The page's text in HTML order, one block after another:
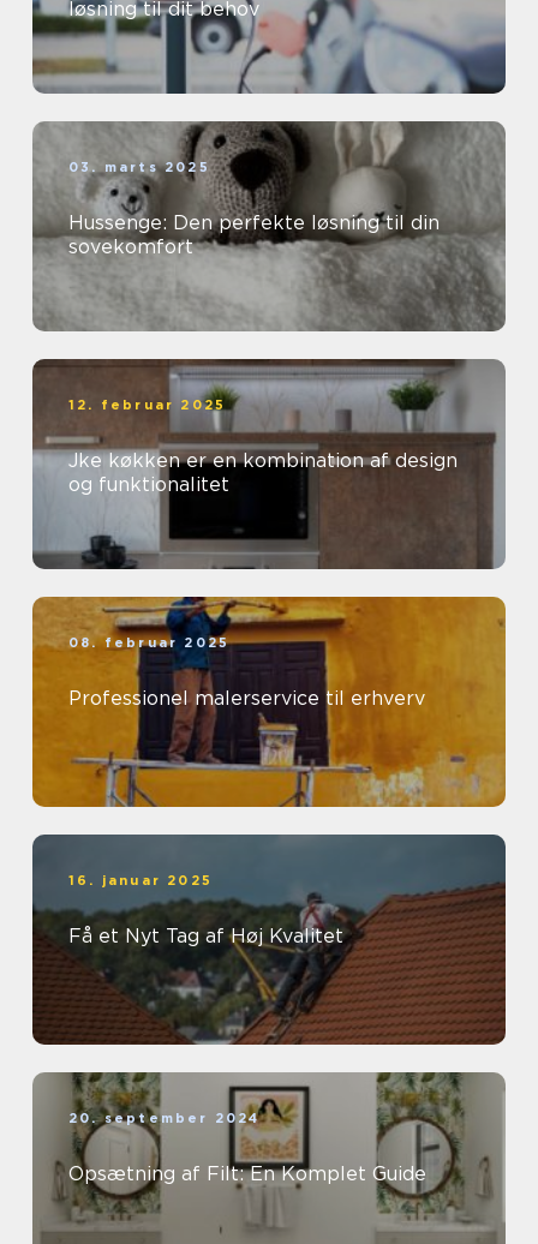
løsning til dit behov
03. marts 2025
Hussenge: Den perfekte løsning til din
sovekomfort
12. februar 2025
Jke køkken er en kombination af design
og funktionalitet
08. februar 2025
Professionel malerservice til erhverv
16. januar 2025
Få et Nyt Tag af Høj Kvalitet
20. september 2024
Opsætning af Filt: En Komplet Guide